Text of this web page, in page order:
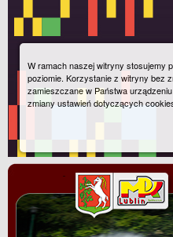
W ramach naszej witryny stosujemy
poziomie. Korzystanie z witryny bez
zamieszczane w Państwa
zmiany ustawień dotyczących